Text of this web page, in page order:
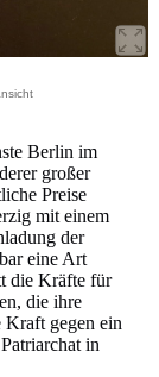
Berlin im
großer
Preise
mit einem
der
eine Art
die Kräfte für
die ihre
Kraft gegen ein
in